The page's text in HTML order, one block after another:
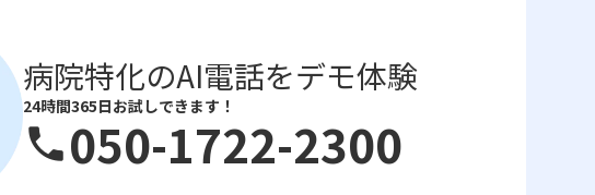
病院特化のAI電話をデモ体験
24時間365日お試しできます！
phone050-1722-2300